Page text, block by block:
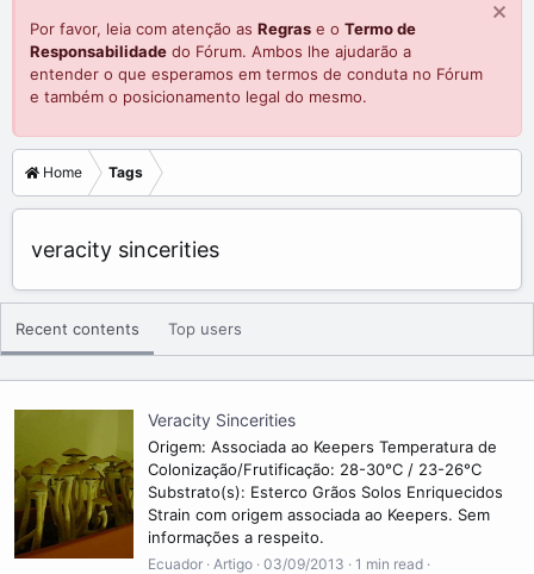
Por favor, leia com atenção as Regras e o Termo de
Responsabilidade do Fórum. Ambos lhe ajudarão a
entender o que esperamos em termos de conduta no Fórum
e também o posicionamento legal do mesmo.
Home Tags
veracity sincerities
Recent contents Top users
Veracity Sincerities
Origem: Associada ao Keepers Temperatura de
Colonização/Frutificação: 28-30°C / 23-26°C
Substrato(s): Esterco Grãos Solos Enriquecidos
Strain com origem associada ao Keepers. Sem
informações a respeito.
Ecuador Artigo 03/09/2013
1 min read